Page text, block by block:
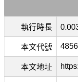
執行時長
本文代號
本文地址